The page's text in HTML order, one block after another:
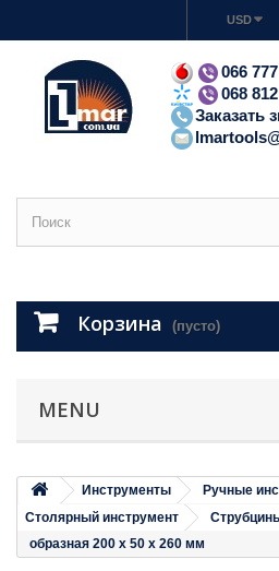
USD
066
068
Заказать
Корзина (пусто)
MENU
Инструменты
Ручные
Столярный инструмент
образная 200 х 50 х 260 мм